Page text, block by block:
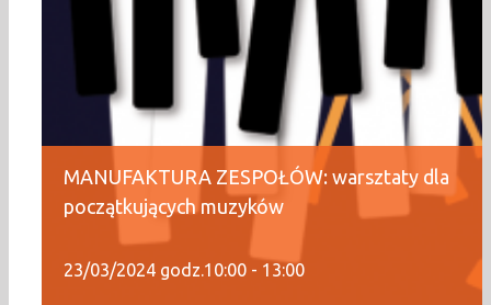
MANUFAKTURA ZESPOŁÓW: warsztaty dla
początkujących muzyków
23/03/2024 godz.10:00 - 13:00